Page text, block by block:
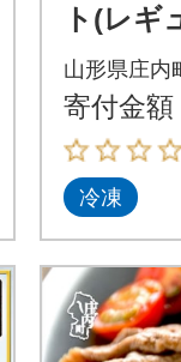
ト(レギ
ンド肉
モツ レ
カレー
山形県庄内
寄付金額
冷凍